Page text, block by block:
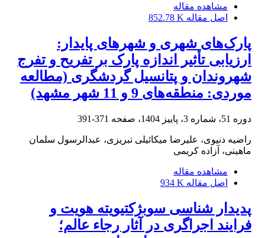
مشاهده مقاله
اصل مقاله 852.78 K
پارک‌های شهری و شهرهای پایدار:
ارزیابی تأثیر اندازه پارک بر تفریح و تفرج
شهروندان و پتانسیل گردشگری (مطالعه
موردی: منطقه‌های 9 و 11 شهر مشهد)
دوره 51، شماره 3، پاییز 1404، صفحه 371-391
راضیه دنیوی، علیرضا میکائیلی تبریزی، عبدالرسول سلمان
ماهینی، آزاده کریمی
مشاهده مقاله
اصل مقاله 934 K
پدیدار شناسی سوبژکتیویته هویت و
فرایند اجراگری در آثار رجاء عالم؛